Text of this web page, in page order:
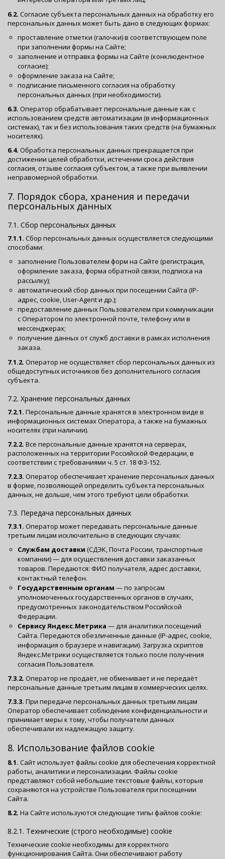
6.2. Согласие субъекта персональных данных на обработку его
персональных данных может быть дано в следующих формах:
проставление отметки (галочки) в соответствующем поле
при заполнении формы на Сайте;
заполнение и отправка формы на Сайте (конклюдентное
согласие);
оформление заказа на Сайте;
подписание письменного согласия на обработку
персональных данных (при необходимости).
6.3. Оператор обрабатывает персональные данные как с
использованием средств автоматизации (в информационных
системах), так и без использования таких средств (на бумажных
носителях).
6.4. Обработка персональных данных прекращается при
достижении целей обработки, истечении срока действия
согласия, отзыве согласия субъектом, а также при выявлении
неправомерной обработки.
7. Порядок сбора, хранения и передачи
персональных данных
7.1. Сбор персональных данных
7.1.1. Сбор персональных данных осуществляется следующими
способами:
заполнение Пользователем форм на Сайте (регистрация,
оформление заказа, форма обратной связи, подписка на
рассылку);
автоматический сбор данных при посещении Сайта (IP-
адрес, cookie, User-Agent и др.);
предоставление данных Пользователем при коммуникации
с Оператором по электронной почте, телефону или в
мессенджерах;
получение данных от служб доставки в рамках исполнения
заказа.
7.1.2. Оператор не осуществляет сбор персональных данных из
общедоступных источников без дополнительного согласия
субъекта.
7.2. Хранение персональных данных
7.2.1. Персональные данные хранятся в электронном виде в
информационных системах Оператора, а также на бумажных
носителях (при наличии).
7.2.2. Все персональные данные хранятся на серверах,
расположенных на территории Российской Федерации, в
соответствии с требованиями ч. 5 ст. 18 ФЗ-152.
7.2.3. Оператор обеспечивает хранение персональных данных
в форме, позволяющей определить субъекта персональных
данных, не дольше, чем этого требуют цели обработки.
7.3. Передача персональных данных
7.3.1. Оператор может передавать персональные данные
третьим лицам исключительно в следующих случаях:
Службам доставки (СДЭК, Почта России, транспортные
компании) — для осуществления доставки заказанных
товаров. Передаются: ФИО получателя, адрес доставки,
контактный телефон.
Государственным органам — по запросам
уполномоченных государственных органов в случаях,
предусмотренных законодательством Российской
Федерации.
Сервису Яндекс.Метрика — для аналитики посещений
Сайта. Передаются обезличенные данные (IP-адрес, cookie,
информация о браузере и навигации). Загрузка скриптов
Яндекс.Метрики осуществляется только после получения
согласия Пользователя.
7.3.2. Оператор не продаёт, не обменивает и не передаёт
персональные данные третьим лицам в коммерческих целях.
7.3.3. При передаче персональных данных третьим лицам
Оператор обеспечивает соблюдение конфиденциальности и
принимает меры к тому, чтобы получатели данных
обеспечивали их надлежащую защиту.
8. Использование файлов cookie
8.1. Сайт использует файлы cookie для обеспечения корректной
работы, аналитики и персонализации. Файлы cookie
представляют собой небольшие текстовые файлы, которые
сохраняются на устройстве Пользователя при посещении
Сайта.
8.2. На Сайте используются следующие типы файлов cookie:
8.2.1. Технические (строго необходимые) cookie
Технические cookie необходимы для корректного
функционирования Сайта. Они обеспечивают работу